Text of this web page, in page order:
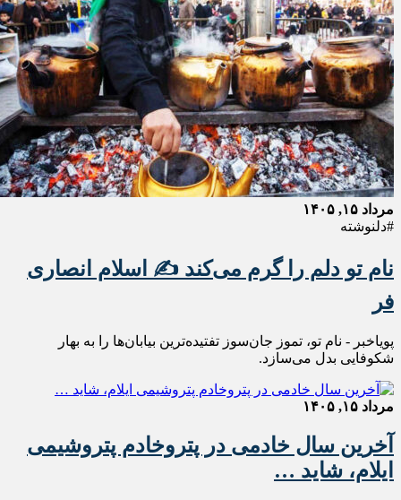
مرداد ۱۵, ۱۴۰۵
#دلنوشته
نام تو دلم را گرم می‌کند ✍️ اسلام انصاری
فر
پویاخبر - نام تو، تموز جان‌سوز تفتیده‌ترین بیابان‌ها را به بهار
شکوفایی بدل می‌سازد.
مرداد ۱۵, ۱۴۰۵
آخرین سال خادمی در پتروخادم پتروشیمی
ایلام، شاید …